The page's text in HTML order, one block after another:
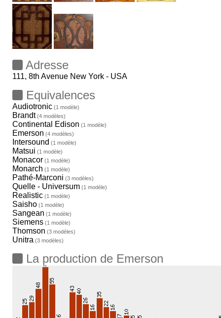
Adresse
111, 8th Avenue New York - USA
Equivalences
Audiotronic (1 modèle)
Brandt (4 modèles)
Continental Edison (1 modèle)
Emerson (4 modèles)
Intersound (1 modèle)
Matsui (1 modèle)
Monacor (1 modèle)
Monarch (1 modèle)
Pathé-Marconi (3 modèles)
Quelle - Universum (1 modèle)
Realistic (1 modèle)
Saisho (1 modèle)
Sangean (1 modèle)
Siemens (1 modèle)
Thomson (3 modèles)
Unitra (3 modèles)
La production de Emerson